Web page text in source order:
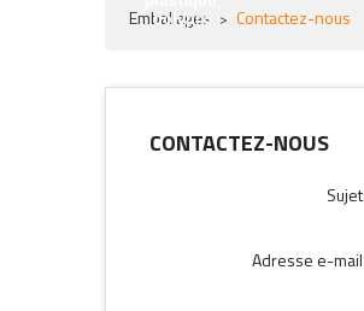
polypro
Emballages Contactez-nous
CONTACTEZ-NOUS
Sujet
Adresse e-mail